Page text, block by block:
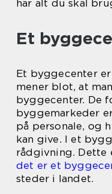
har alt du skal
Et
Et byggecenter
mener blot, at
byggecenter. De
byggemarkeder
på personale, og
kan give. I et
rådgivning.
det er et
steder i landet.